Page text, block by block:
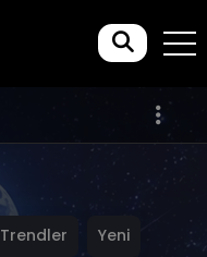
Trendler Yeni